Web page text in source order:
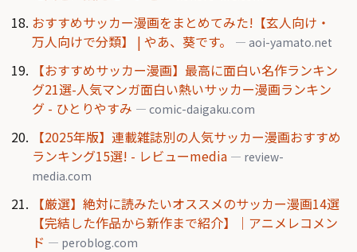
おすすめサッカー漫画をまとめてみた!【玄人向け・
万人向けで分類】 | やあ、葵です。
— aoi-yamato.net
【おすすめサッカー漫画】最高に面白い名作ランキン
グ21選-人気マンガ面白い熱いサッカー漫画ランキン
グ - ひとりやすみ — comic-daigaku.com
【2025年版】連載雑誌別の人気サッカー漫画おすすめ
ランキング15選! - レビューmedia — review-
media.com
【厳選】絶対に読みたいオススメのサッカー漫画14選
【完結した作品から新作まで紹介】｜アニメレコメン
ド — peroblog.com